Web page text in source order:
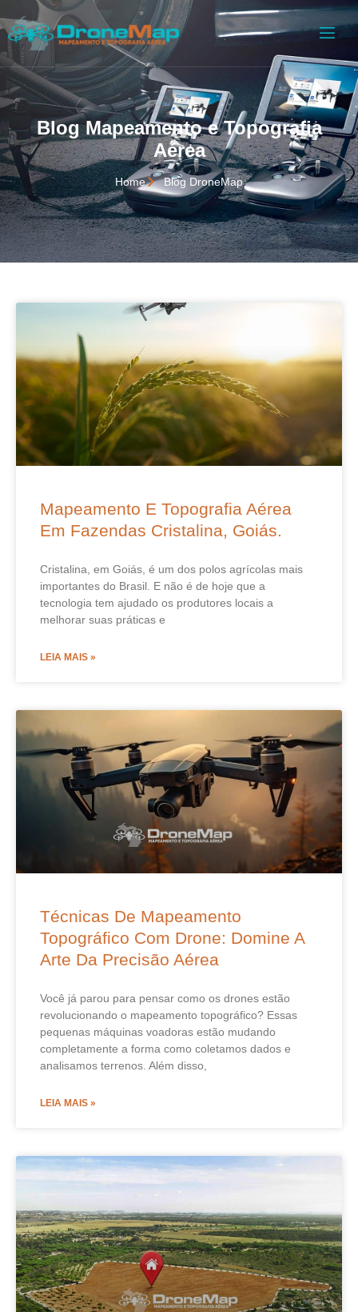
Blog Mapeamento e Topografia
Aérea
Home Blog DroneMap
Mapeamento E Topografia Aérea
Em Fazendas Cristalina, Goiás.
Cristalina, em Goiás, é um dos polos agrícolas mais
importantes do Brasil. E não é de hoje que a
tecnologia tem ajudado os produtores locais a
melhorar suas práticas e
LEIA MAIS »
Técnicas De Mapeamento
Topográfico Com Drone: Domine A
Arte Da Precisão Aérea
Você já parou para pensar como os drones estão
revolucionando o mapeamento topográfico? Essas
pequenas máquinas voadoras estão mudando
completamente a forma como coletamos dados e
analisamos terrenos. Além disso,
LEIA MAIS »